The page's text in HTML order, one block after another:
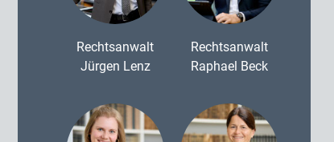
Rechtsanwalt
Jürgen Lenz
Rechtsanwalt
Raphael Beck